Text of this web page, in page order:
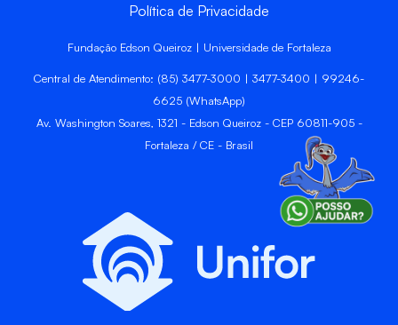
Política de Privacidade
Fundação Edson Queiroz | Universidade de Fortaleza
Central de Atendimento: (85) 3477-3000 | 3477-3400 | 99246-
6625 (WhatsApp)
Av. Washington Soares, 1321 - Edson Queiroz - CEP 60811-905 -
Fortaleza / CE - Brasil